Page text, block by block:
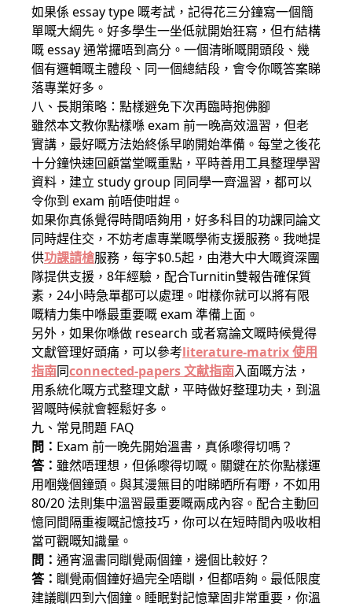
如果係 essay type 嘅考試，記得花三分鐘寫一個簡
單嘅大綱先。好多學生一坐低就開始狂寫，但冇結構
嘅 essay 通常攞唔到高分。一個清晰嘅開頭段、幾
個有邏輯嘅主體段、同一個總結段，會令你嘅答案睇
落專業好多。
八、長期策略：點樣避免下次再臨時抱佛腳
雖然本文教你點樣喺 exam 前一晚高效溫習，但老
實講，最好嘅方法始終係早啲開始準備。每堂之後花
十分鐘快速回顧當堂嘅重點，平時善用工具整理學習
資料，建立 study group 同同學一齊溫習，都可以
令你到 exam 前唔使咁趕。
如果你真係覺得時間唔夠用，好多科目的功課同論文
同時趕住交，不妨考慮專業嘅學術支援服務。我哋提
供功課請槍服務，每字$0.5起，由港大中大嘅資深團
隊提供支援，8年經驗，配合Turnitin雙報告確保質
素，24小時急單都可以處理。咁樣你就可以將有限
嘅精力集中喺最重要嘅 exam 準備上面。
另外，如果你喺做 research 或者寫論文嘅時候覺得
文獻管理好頭痛，可以參考literature-matrix 使用
指南同connected-papers 文献指南入面嘅方法，
用系統化嘅方式整理文獻，平時做好整理功夫，到溫
習嘅時候就會輕鬆好多。
九、常見問題 FAQ
問： Exam 前一晚先開始溫書，真係嚟得切嗎？
答： 雖然唔理想，但係嚟得切嘅。關鍵在於你點樣運
用嗰幾個鐘頭。與其漫無目的咁睇晒所有嘢，不如用
80/20 法則集中溫習最重要嘅兩成內容。配合主動回
憶同間隔重複嘅記憶技巧，你可以在短時間內吸收相
當可觀嘅知識量。
問： 通宵溫書同瞓覺兩個鐘，邊個比較好？
答： 瞓覺兩個鐘好過完全唔瞓，但都唔夠。最低限度
建議瞓四到六個鐘。睡眠對記憶鞏固非常重要，你溫